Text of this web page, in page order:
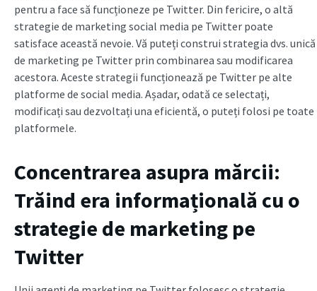
pentru a face să funcționeze pe Twitter. Din fericire, o altă
strategie de marketing social media pe Twitter poate
satisface această nevoie. Vă puteți construi strategia dvs. unică
de marketing pe Twitter prin combinarea sau modificarea
acestora. Aceste strategii funcționează pe Twitter pe alte
platforme de social media. Așadar, odată ce selectați,
modificați sau dezvoltați una eficientă, o puteți folosi pe toate
platformele.
Concentrarea asupra mărcii:
Trăind era informațională cu o
strategie de marketing pe
Twitter